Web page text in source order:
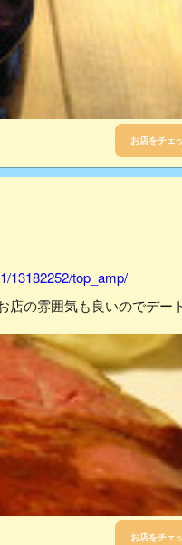
お店をチェ
13182252/top_amp/
店の雰囲気も良いのでデー
お店をチェ